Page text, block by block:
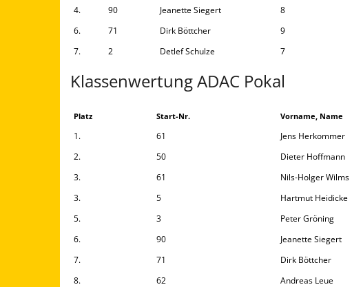
4.
90 Jeanette Siegert 8
6.
71 Dirk Böttcher 9
7.
2 Detlef Schulze 7
Klassenwertung ADAC Pokal
Platz Start-Nr. Vorname, Name
1. 61 Jens Herkommer
2.
50 Dieter Hoffmann
3.
61 Nils-Holger Wilms
3.
5 Hartmut Heidicke
5.
3 Peter Gröning
6.
90 Jeanette Siegert
7.
71 Dirk Böttcher
8.
62 Andreas Leue